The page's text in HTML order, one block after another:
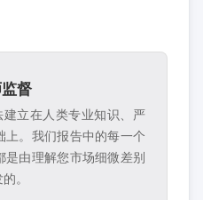
督
立在人类专业知识、严
。我们报告中的每一个
由理解您市场细微差别
。